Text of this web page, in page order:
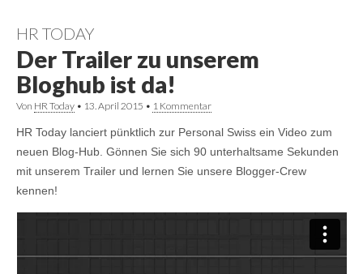
HR TODAY
Der Trailer zu unserem
Bloghub ist da!
Von HR Today • 13. April 2015 • 1 Kommentar
HR Today lanciert pünktlich zur Personal Swiss ein Video zum
neuen Blog-Hub. Gönnen Sie sich 90 unterhaltsame Sekunden
mit unserem Trailer und lernen Sie unsere Blogger-Crew
kennen!